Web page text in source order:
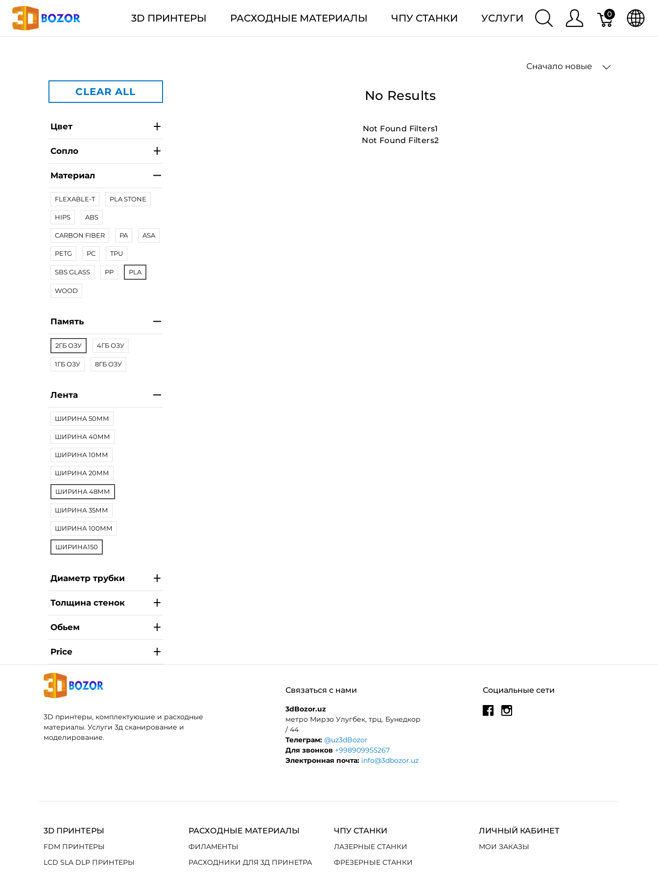
3D ПРИНТЕРЫ РАСХОДНЫЕ МАТЕРИАЛЫ ЧПУ СТАНКИ УСЛУГИ 0
Сначало новые
CLEAR ALL
Цвет
Сопло
Материал
FLEXABLE-T PLA STONE
HIPS ABS
CARBON FIBER PA ASA
PETG PC TPU
SBS GLASS PP PLA
WOOD
Память
2ГБ ОЗУ 4ГБ ОЗУ
1ГБ ОЗУ 8ГБ ОЗУ
Лента
ШИРИНА 50ММ
ШИРИНА 40ММ
ШИРИНА 10ММ
ШИРИНА 20ММ
ШИРИНА 48ММ
ШИРИНА 35ММ
ШИРИНА 100ММ
ШИРИНА150
Диаметр трубки
Толщина стенок
Обьем
Price
No Results
Not Found Filters1
Not Found Filters2
3D принтеры, комплектуюшие и расходные
материалы. Услуги 3д сканирование и
моделирование.
Социальные сети
Связаться с нами
3dBozor.uz
метро Мирзо Улугбек, трц. Бунедкор
/ 44
Телеграм: @uz3dBozor
Для звонков +998909955267
Электронная почта: info@3dbozor.uz
3D ПРИНТЕРЫ
FDM ПРИНТЕРЫ
LCD SLA DLP ПРИНТЕРЫ
РАСХОДНЫЕ МАТЕРИАЛЫ
ФИЛАМЕНТЫ
РАСХОДНИКИ ДЛЯ 3Д ПРИНЕТРА
ЧПУ СТАНКИ
ЛАЗЕРНЫЕ СТАНКИ
ФРЕЗЕРНЫЕ СТАНКИ
ЛИЧНЫЙ КАБИНЕТ
МОИ ЗАКАЗЫ